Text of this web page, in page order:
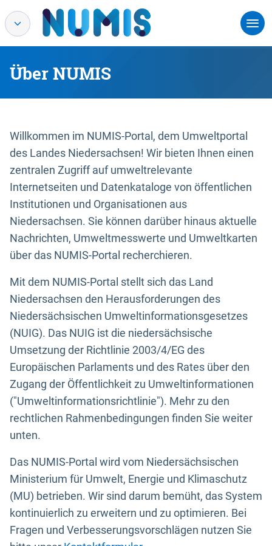
Über NUMIS
Willkommen im NUMIS-Portal, dem Umweltportal
des Landes Niedersachsen! Wir bieten Ihnen einen
zentralen Zugriff auf umweltrelevante
Internetseiten und Datenkataloge von öffentlichen
Institutionen und Organisationen aus
Niedersachsen. Sie können darüber hinaus aktuelle
Nachrichten, Umweltmesswerte und Umweltkarten
über das NUMIS-Portal recherchieren.
Mit dem NUMIS-Portal stellt sich das Land
Niedersachsen den Herausforderungen des
Niedersächsischen Umweltinformationsgesetzes
(NUIG). Das NUIG ist die niedersächsische
Umsetzung der Richtlinie 2003/4/EG des
Europäischen Parlaments und des Rates über den
Zugang der Öffentlichkeit zu Umweltinformationen
("Umweltinformationsrichtlinie"). Mehr zu den
rechtlichen Rahmenbedingungen finden Sie weiter
unten.
Das NUMIS-Portal wird vom Niedersächsischen
Ministerium für Umwelt, Energie und Klimaschutz
(MU) betrieben. Wir sind darum bemüht, das System
kontinuierlich zu erweitern und zu optimieren. Bei
Fragen und Verbesserungsvorschlägen nutzen Sie